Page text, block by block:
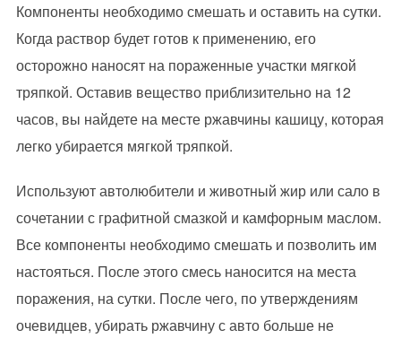
Компоненты необходимо смешать и оставить на сутки.
Когда раствор будет готов к применению, его
осторожно наносят на пораженные участки мягкой
тряпкой. Оставив вещество приблизительно на 12
часов, вы найдете на месте ржавчины кашицу, которая
легко убирается мягкой тряпкой.
Используют автолюбители и животный жир или сало в
сочетании с графитной смазкой и камфорным маслом.
Все компоненты необходимо смешать и позволить им
настояться. После этого смесь наносится на места
поражения, на сутки. После чего, по утверждениям
очевидцев, убирать ржавчину с авто больше не